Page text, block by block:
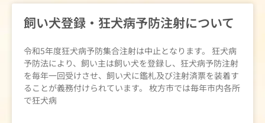
飼い犬登録・狂犬病予防注射について
令和5年度狂犬病予防集合注射は中止となります。 狂犬病
予防法により、飼い主は飼い犬を登録し、狂犬病予防注射
を毎年一回受けさせ、飼い犬に鑑札及び注射済票を装着す
ることが義務付けられています。 枚方市では毎年市内各所
で狂犬病